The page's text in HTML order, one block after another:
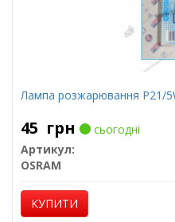
Лампа розжарювання P21/
45 грн
сьогодні
Артикул:
OSRAM
КУПИТИ